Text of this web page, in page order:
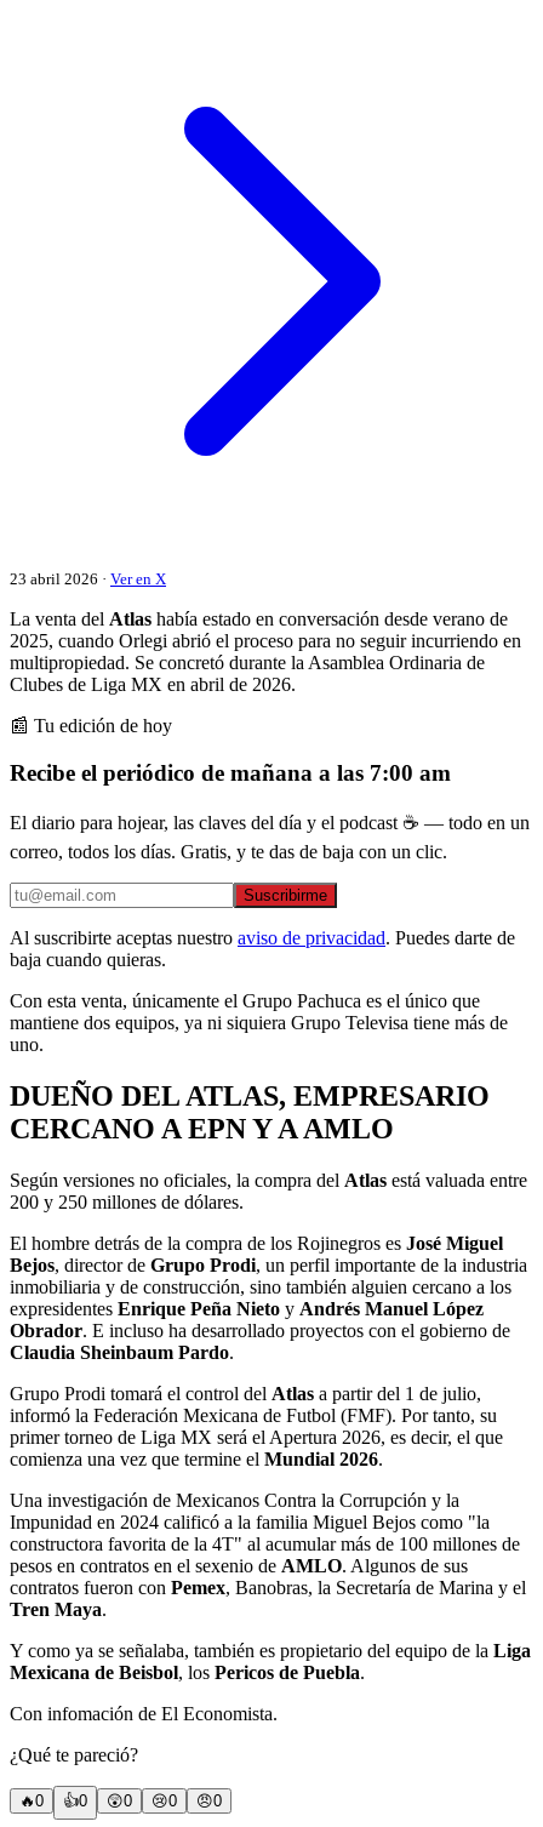
23 abril 2026 · Ver en X
La venta del Atlas había estado en conversación desde verano de
2025, cuando Orlegi abrió el proceso para no seguir incurriendo en
multipropiedad. Se concretó durante la Asamblea Ordinaria de
Clubes de Liga MX en abril de 2026.
📰 Tu edición de hoy
Recibe el periódico de mañana a las 7:00 am
El diario para hojear, las claves del día y el podcast ☕ — todo en un
correo, todos los días. Gratis, y te das de baja con un clic.
Suscribirme
Al suscribirte aceptas nuestro aviso de privacidad. Puedes darte de
baja cuando quieras.
Con esta venta, únicamente el Grupo Pachuca es el único que
mantiene dos equipos, ya ni siquiera Grupo Televisa tiene más de
uno.
DUEÑO DEL ATLAS, EMPRESARIO
CERCANO A EPN Y A AMLO
Según versiones no oficiales, la compra del Atlas está valuada entre
200 y 250 millones de dólares.
El hombre detrás de la compra de los Rojinegros es José Miguel
Bejos, director de Grupo Prodi, un perfil importante de la industria
inmobiliaria y de construcción, sino también alguien cercano a los
expresidentes Enrique Peña Nieto y Andrés Manuel López
Obrador. E incluso ha desarrollado proyectos con el gobierno de
Claudia Sheinbaum Pardo.
Grupo Prodi tomará el control del Atlas a partir del 1 de julio,
informó la Federación Mexicana de Futbol (FMF). Por tanto, su
primer torneo de Liga MX será el Apertura 2026, es decir, el que
comienza una vez que termine el Mundial 2026.
Una investigación de Mexicanos Contra la Corrupción y la
Impunidad en 2024 calificó a la familia Miguel Bejos como "la
constructora favorita de la 4T" al acumular más de 100 millones de
pesos en contratos en el sexenio de AMLO. Algunos de sus
contratos fueron con Pemex, Banobras, la Secretaría de Marina y el
Tren Maya.
Y como ya se señalaba, también es propietario del equipo de la Liga
Mexicana de Beisbol, los Pericos de Puebla.
Con infomación de El Economista.
¿Qué te pareció?
🔥0 👍0 😲0 😢0 😠0